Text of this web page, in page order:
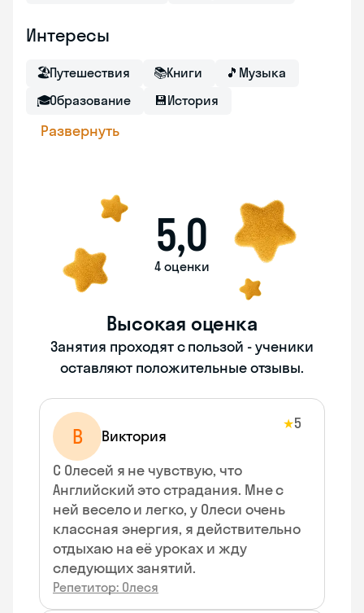
Интересы
🏖Путешествия 📚Книги 🎵 Музыка
🎓Образование 💾История
Развернуть
5,0
4 оценки
Высокая оценка
Занятия проходят с пользой - ученики
оставляют положительные отзывы.
В Виктория
★5
С Олесей я не чувствую, что
Английский это страдания. Мне с
ней весело и легко, у Олеси очень
классная энергия, я действительно
отдыхаю на её уроках и жду
следующих занятий.
Репетитор: Олеся